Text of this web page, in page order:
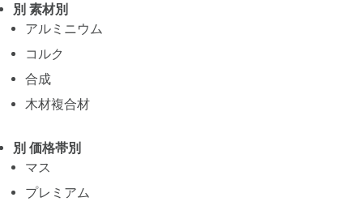
別 素材別
アルミニウム
コルク
合成
木材複合材
別 価格帯別
マス
プレミアム